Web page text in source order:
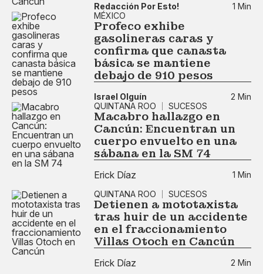
Redacción Por Esto!
1 Min
MÉXICO
Profeco exhibe
gasolineras caras y
confirma que canasta
básica se mantiene
debajo de 910 pesos
Israel Olguín
2 Min
QUINTANA ROO
SUCESOS
Macabro hallazgo en
Cancún: Encuentran un
cuerpo envuelto en una
sábana en la SM 74
Erick Díaz
1 Min
QUINTANA ROO
SUCESOS
Detienen a mototaxista
tras huir de un accidente
en el fraccionamiento
Villas Otoch en Cancún
Erick Díaz 2 Min